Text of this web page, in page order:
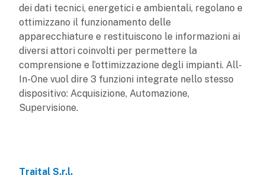
dei dati tecnici, energetici e ambientali, regolano e
ottimizzano il funzionamento delle
apparecchiature e restituiscono le informazioni ai
diversi attori coinvolti per permettere la
comprensione e l’ottimizzazione degli impianti. All-
In-One vuol dire 3 funzioni integrate nello stesso
dispositivo: Acquisizione, Automazione,
Supervisione.
Traital S.r.l.